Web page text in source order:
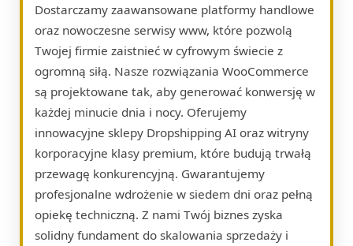
Dostarczamy zaawansowane platformy handlowe
oraz nowoczesne serwisy www, które pozwolą
Twojej firmie zaistnieć w cyfrowym świecie z
ogromną siłą. Nasze rozwiązania WooCommerce
są projektowane tak, aby generować konwersję w
każdej minucie dnia i nocy. Oferujemy
innowacyjne sklepy Dropshipping AI oraz witryny
korporacyjne klasy premium, które budują trwałą
przewagę konkurencyjną. Gwarantujemy
profesjonalne wdrożenie w siedem dni oraz pełną
opiekę techniczną. Z nami Twój biznes zyska
solidny fundament do skalowania sprzedaży i